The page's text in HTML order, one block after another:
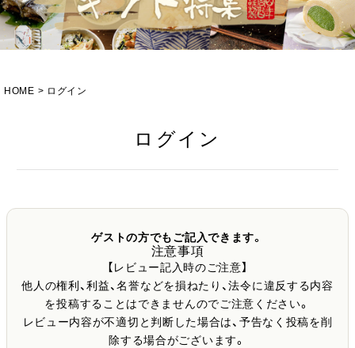
HOME ログイン
ログイン
ゲストの方でもご記入できます。
注意事項
【レビュー記入時のご注意】
他人の権利、利益、名誉などを損ねたり、法令に違反する内容
を投稿することはできませんのでご注意ください。
レビュー内容が不適切と判断した場合は、予告なく投稿を削
除する場合がございます。